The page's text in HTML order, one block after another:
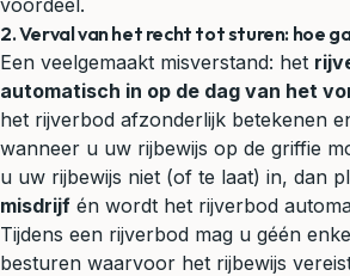
voordeel.
2. Verval van het recht tot sturen: hoe
Een veelgemaakt misverstand: het
automatisch in op de dag van het
het rijverbod afzonderlijk betekenen
wanneer u uw rijbewijs op de griffie
u uw rijbewijs niet (of te laat) in, dan
misdrijf én wordt het rijverbod
Tijdens een rijverbod mag u géén
besturen waarvoor het rijbewijs